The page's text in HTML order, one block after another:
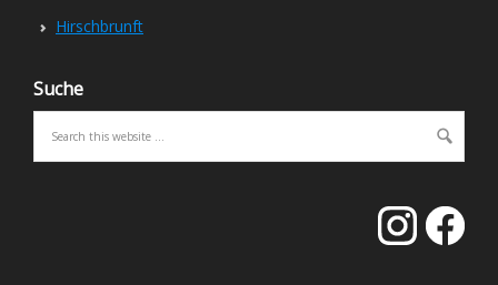
Hirschbrunft
Suche